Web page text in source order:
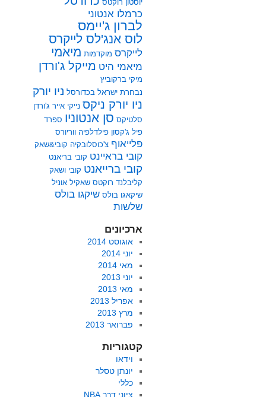
יוסטון רוקטס
כרמלו אנטוני
לברון ג'יימס
לוס אנג'לס לייקרס
לייקרס מוקדמות מיאמי
מיאמי היט מייקל ג'ורדן
מיקי ברקוביץ
נבחרת ישראל בכדורסל ניו יורק
ניו יורק ניקס נייקי אייר ג'ורדן
סלטיקס סן אנטוניו ספרד
פיל ג'קסון פילדלפיה ווריורס
פלייאוף צ'כוסלובקיה קובי&שאק
קובי בראיינט קובי בריאנט
קובי ברייאנט קובי ושאק
קליבלנד רוקטס שאקיל אוניל
שיקאגו בולס שיקגו בולס
שלשות
ארכיונים
אוגוסט 2014
יוני 2014
מאי 2014
יוני 2013
מאי 2013
אפריל 2013
מרץ 2013
פברואר 2013
קטגוריות
וידאו
יונתן טסלר
כללי
ציוני דרך NBA